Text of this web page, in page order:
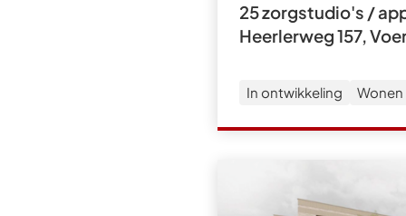
25 zorgstudio's /
Heerlerweg 157,
In ontwikkeling Wonen